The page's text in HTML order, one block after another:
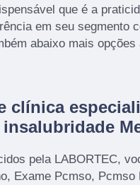
que é a
em seu segmento
abaixo mais
clínica
pela LABORTEC,
Exame Pcmso, Pcmso